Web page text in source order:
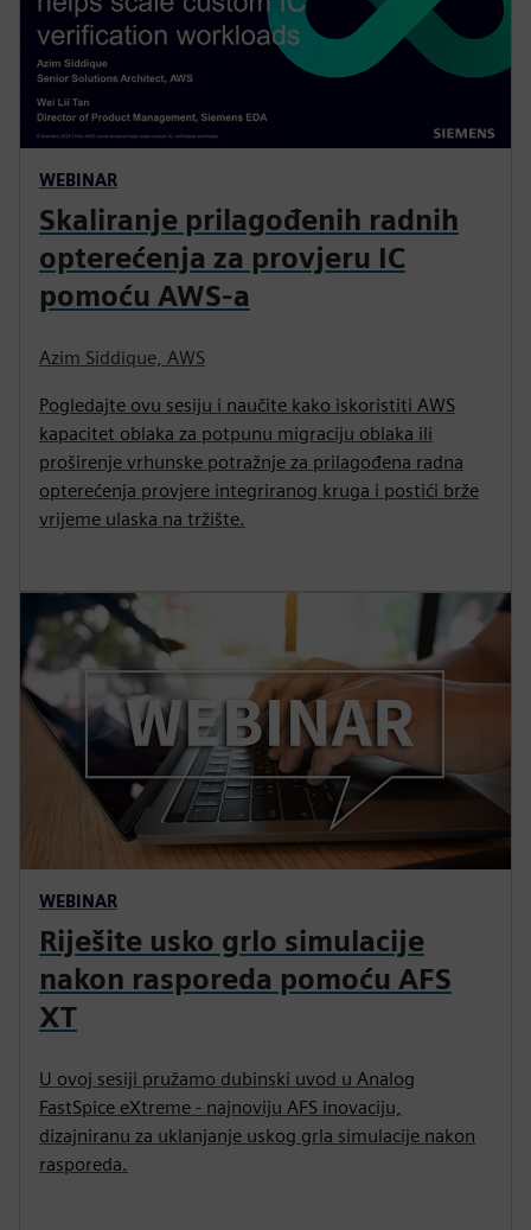
WEBINAR
Skaliranje prilagođenih radnih
opterećenja za provjeru IC
pomoću AWS-a
Azim Siddique, AWS
Pogledajte ovu sesiju i naučite kako iskoristiti AWS
kapacitet oblaka za potpunu migraciju oblaka ili
proširenje vrhunske potražnje za prilagođena radna
opterećenja provjere integriranog kruga i postići brže
vrijeme ulaska na tržište.
WEBINAR
Riješite usko grlo simulacije
nakon rasporeda pomoću AFS
XT
U ovoj sesiji pružamo dubinski uvod u Analog
FastSpice eXtreme - najnoviju AFS inovaciju,
dizajniranu za uklanjanje uskog grla simulacije nakon
rasporeda.